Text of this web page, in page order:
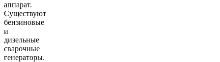
аппарат.
Существуют
бензиновые
и
дизельные
сварочные
генераторы.